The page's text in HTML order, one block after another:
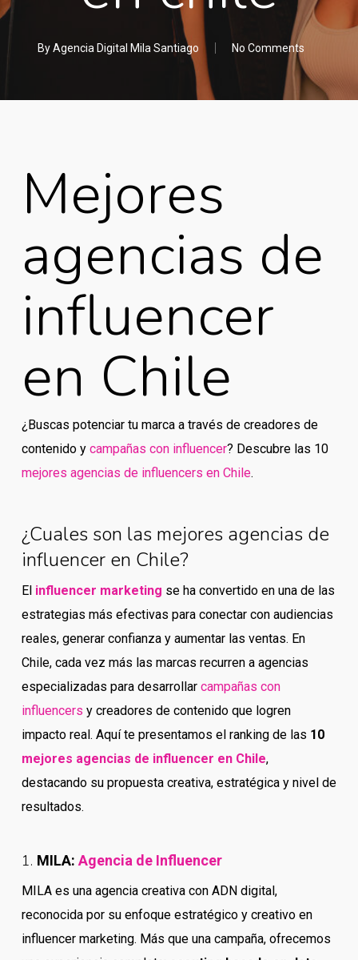
ByAgencia Digital Mila Santiago No Comments
Mejores
agencias de
influencer
en Chile
¿Buscas potenciar tu marca a través de creadores de
contenido y campañas con influencer? Descubre las 10
mejores agencias de influencers en Chile.
¿Cuales son las mejores agencias de
influencer en Chile?
El influencer marketing se ha convertido en una de las
estrategias más efectivas para conectar con audiencias
reales, generar confianza y aumentar las ventas. En
Chile, cada vez más las marcas recurren a agencias
especializadas para desarrollar campañas con
influencers y creadores de contenido que logren
impacto real. Aquí te presentamos el ranking de las 10
mejores agencias de influencer en Chile,
destacando su propuesta creativa, estratégica y nivel de
resultados.
1. MILA: Agencia de Influencer
MILA es una agencia creativa con ADN digital,
reconocida por su enfoque estratégico y creativo en
influencer marketing. Más que una campaña, ofrecemos